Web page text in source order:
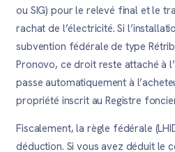
ou SIG) pour le relevé final et le
rachat de l’électricité. Si
subvention fédérale de type
Pronovo, ce droit reste attaché à
passe automatiquement à
propriété inscrit au Registre
Fiscalement, la règle fédérale
déduction. Si vous avez déduit le